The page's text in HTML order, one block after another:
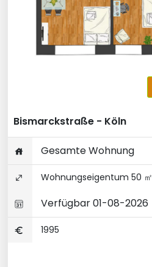
Bismarckstraße - Köln
Gesamte Wohnung
Wohnungseigentum 50 ㎡
Verfügbar 01-08-2026
1995